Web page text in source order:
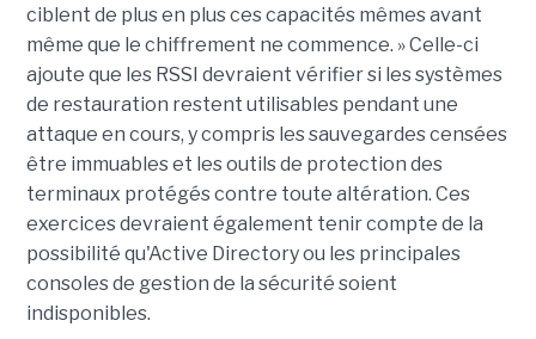
ciblent de plus en plus ces capacités mêmes avant
même que le chiffrement ne commence. » Celle-ci
ajoute que les RSSI devraient vérifier si les systèmes
de restauration restent utilisables pendant une
attaque en cours, y compris les sauvegardes censées
être immuables et les outils de protection des
terminaux protégés contre toute altération. Ces
exercices devraient également tenir compte de la
possibilité qu'Active Directory ou les principales
consoles de gestion de la sécurité soient
indisponibles.